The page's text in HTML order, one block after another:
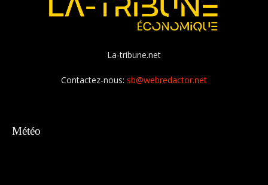
La-tribune.net
Contactez-nous: sb@webredactor.net
Météo